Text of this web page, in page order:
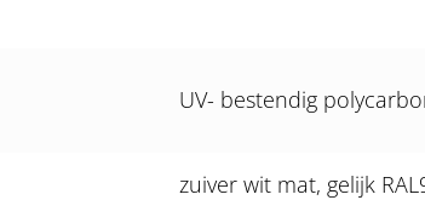
UV- bestendig
zuiver wit mat, gelijk